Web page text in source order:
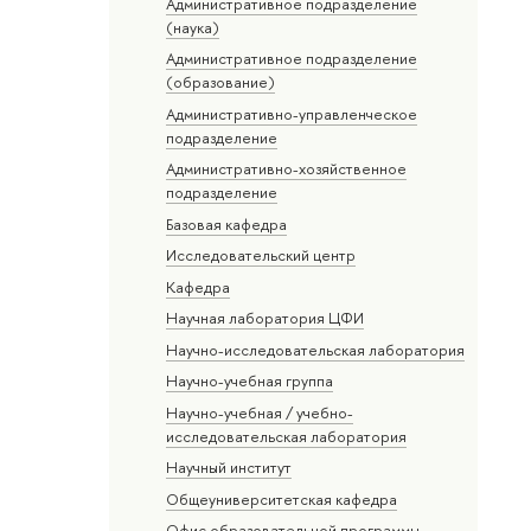
(наука)
Административное подразделение
(образование)
Административно-управленческое
подразделение
Административно-хозяйственное
подразделение
Базовая кафедра
Исследовательский центр
Кафедра
Научная лаборатория ЦФИ
Научно-исследовательская лаборатория
Научно-учебная группа
Научно-учебная / учебно-
исследовательская лаборатория
Научный институт
Общеуниверситетская кафедра